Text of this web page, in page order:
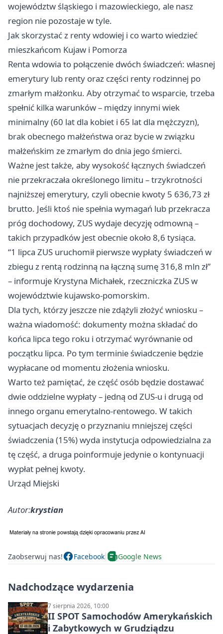
województw śląskiego i mazowieckiego, ale nasz
region nie pozostaje w tyle.
Jak skorzystać z renty wdowiej i co warto wiedzieć
mieszkańcom Kujaw i Pomorza
Renta wdowia to połączenie dwóch świadczeń: własnej
emerytury lub renty oraz części renty rodzinnej po
zmarłym małżonku. Aby otrzymać to wsparcie, trzeba
spełnić kilka warunków – między innymi wiek
minimalny (60 lat dla kobiet i 65 lat dla mężczyzn),
brak obecnego małżeństwa oraz bycie w związku
małżeńskim ze zmarłym do dnia jego śmierci.
Ważne jest także, aby wysokość łącznych świadczeń
nie przekraczała określonego limitu – trzykrotności
najniższej emerytury, czyli obecnie kwoty 5 636,73 zł
brutto. Jeśli ktoś nie spełnia wymagań lub przekracza
próg dochodowy, ZUS wydaje decyzję odmowną –
takich przypadków jest obecnie około 8,6 tysiąca.
“1 lipca ZUS uruchomił pierwsze wypłaty świadczeń w
zbiegu z rentą rodzinną na łączną sumę 316,8 mln zł”
– informuje Krystyna Michałek, rzeczniczka ZUS w
województwie kujawsko-pomorskim.
Dla tych, którzy jeszcze nie zdążyli złożyć wniosku –
ważna wiadomość: dokumenty można składać do
końca lipca tego roku i otrzymać wyrównanie od
początku lipca. Po tym terminie świadczenie będzie
wypłacane od momentu złożenia wniosku.
Warto też pamiętać, że część osób będzie dostawać
dwie oddzielne wypłaty – jedną od ZUS-u i drugą od
innego organu emerytalno-rentowego. W takich
sytuacjach decyzję o przyznaniu mniejszej części
świadczenia (15%) wyda instytucja odpowiedzialna za
tę część, a druga poinformuje jedynie o kontynuacji
wypłat pełnej kwoty.
Urząd Miejski
Autor:krystian
Zaobserwuj nas! Facebook Google News
Nadchodzące wydarzenia
7 sierpnia 2026, 10:00
II SPOT Samochodów Amerykańskich
i Zabytkowych w Grudziądzu